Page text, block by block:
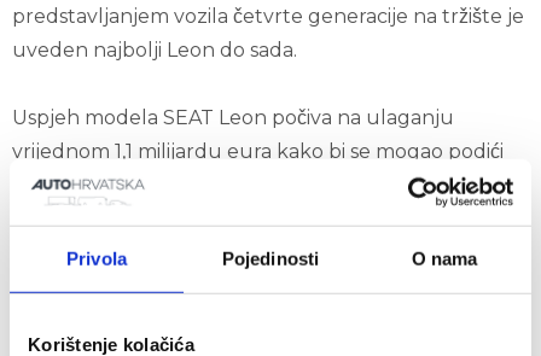
Privola Pojedinosti O nama
Korištenje kolačića
predstavljanjem vozila četvrte generacije na tržište je
uveden najbolji Leon do sada.
Uspjeh modela SEAT Leon počiva na ulaganju
vrijednom 1,1 milijardu eura kako bi se mogao podići
na višu razinu kada je riječ o povezivosti, učinkovitosti,
pogoni za proizvodnju vozila. Naime, on je sada, uz
druge izvedbe, prvi put dostupan i s plug-in